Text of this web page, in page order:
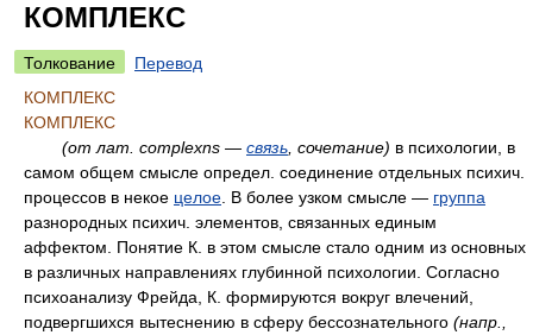
КОМПЛЕКС
Толкование
Перевод
КОМПЛЕКС
КОМПЛЕКС
(от лат. complexns — связь , сочетание) в психологии, в
самом общем смысле определ. соединение отдельных психич.
процессов в некое целое . В более узком смысле — группа
разнородных психич. элементов, связанных единым
аффектом. Понятие К. в этом смысле стало одним из основных
в различных направлениях глубинной психологии. Согласно
психоанализу Фрейда, К. формируются вокруг влечений,
подвергшихся вытеснению в сферу бессознательного (напр.,